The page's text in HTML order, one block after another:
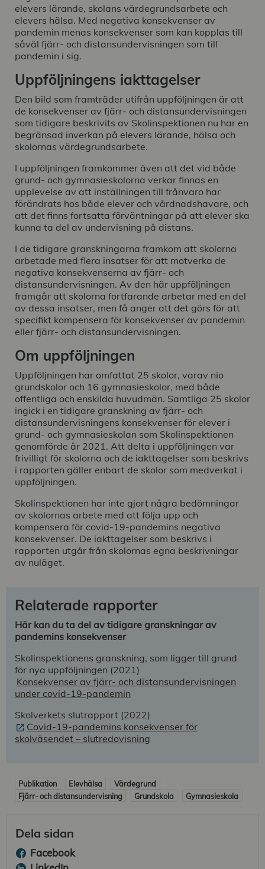
elevers lärande, skolans värdegrundsarbete och
elevers hälsa. Med negativa konsekvenser av
pandemin menas konsekvenser som kan kopplas till
såväl fjärr- och distansundervisningen som till
pandemin i sig.
Uppföljningens iakttagelser
Den bild som framträder utifrån uppföljningen är att
de konsekvenser av fjärr- och distansundervisningen
som tidigare beskrivits av Skolinspektionen nu har en
begränsad inverkan på elevers lärande, hälsa och
skolornas värdegrundsarbete.
I uppföljningen framkommer även att det vid både
grund- och gymnasieskolorna verkar finnas en
upplevelse av att inställningen till frånvaro har
förändrats hos både elever och vårdnadshavare, och
att det finns fortsatta förväntningar på att elever ska
kunna ta del av undervisning på distans.
I de tidigare granskningarna framkom att skolorna
arbetade med flera insatser för att motverka de
negativa konsekvenserna av fjärr- och
distansundervisningen. Av den här uppföljningen
framgår att skolorna fortfarande arbetar med en del
av dessa insatser, men få anger att det görs för att
specifikt kompensera för konsekvenser av pandemin
eller fjärr- och distansundervisningen.
Om uppföljningen
Uppföljningen har omfattat 25 skolor, varav nio
grundskolor och 16 gymnasieskolor, med både
offentliga och enskilda huvudmän. Samtliga 25 skolor
ingick i en tidigare granskning av fjärr- och
distansundervisningens konsekvenser för elever i
grund- och gymnasieskolan som Skolinspektionen
genomförde år 2021. Att delta i uppföljningen var
frivilligt för skolorna och de iakttagelser som beskrivs
i rapporten gäller enbart de skolor som medverkat i
uppföljningen.
Skolinspektionen har inte gjort några bedömningar
av skolornas arbete med att följa upp och
kompensera för covid-19-pandemins negativa
konsekvenser. De iakttagelser som beskrivs i
rapporten utgår från skolornas egna beskrivningar
av nuläget.
Relaterade rapporter
Här kan du ta del av tidigare granskningar av
pandemins konsekvenser
Skolinspektionens granskning, som ligger till grund
för nya uppföljningen (2021)
Konsekvenser av fjärr- och distansundervisningen
under covid-19-pandemin
Skolverkets slutrapport (2022)
Covid-19-pandemins konsekvenser för
skolväsendet – slutredovisning
Publikation Elevhälsa
Värdegrund
Fjärr- och distansundervisning
Grundskola Gymnasieskola
Dela sidan
Facebook